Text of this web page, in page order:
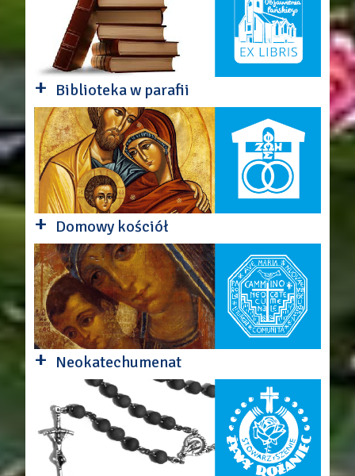
+ Biblioteka w parafii
+ Domowy kościół
+ Neokatechumenat